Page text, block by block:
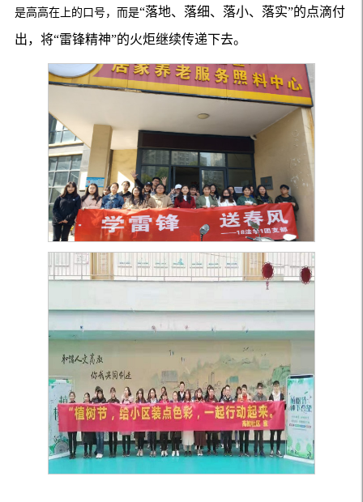
是高高在上的口号，而是“落地、落细、落小、落实”的点滴付
出，将“雷锋精神”的火炬继续传递下去。